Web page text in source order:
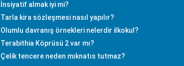
İnsiyatif almak iyi mi?
Tarla kira sözleşmesi nasıl yapılır?
Olumlu davranış örnekleri nelerdir ilkokul?
Terabithia Köprüsü 2 var mı?
Çelik tencere neden mıknatıs tutmaz?